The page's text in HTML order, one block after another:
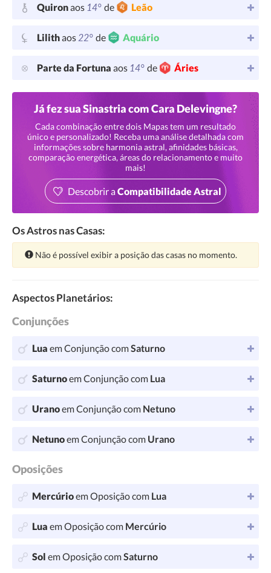
Quironaos 14° de Leão
Lilithaos22° de Aquário
Parte da Fortuna aos 14° de Áries
Já fez sua Sinastria com Cara Delevingne?
Cada combinação entre dois Mapas tem um resultado
único e personalizado! Receba uma análise detalhada com
informações sobre harmonia astral, afinidades básicas,
comparação energética, áreas do relacionamento e muito
mais!
Descobrir aCompatibilidade Astral
Os Astros nas Casas:
Atenção:
Não é possível exibir a posição das casas no momento.
Aspectos Planetários:
Conjunções
Lua em Conjunção comSaturno
Saturnoem Conjunção com Lua
Uranoem Conjunção com Netuno
Netunoem Conjunção com Urano
Oposições
Mercúrioem Oposição com Lua
Lua em Oposição com Mercúrio
Sol em Oposição comSaturno